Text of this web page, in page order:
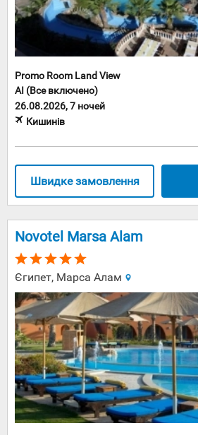
Promo Room Land View
AI (Все включено)
26.08.2026, 7 ночей
Кишинів
Швидке замовлення
Novotel Marsa Alam
Єгипет, Марса Алам